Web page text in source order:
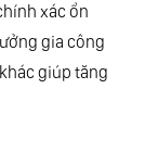
xác ổn
gia công
giúp tăng